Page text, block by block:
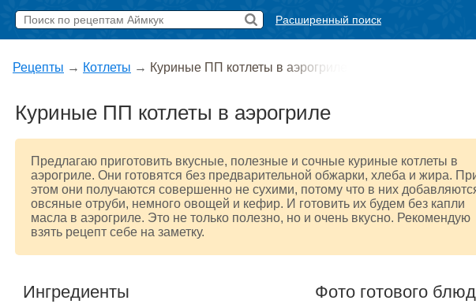
Расширенный поиск
Рецепты → Котлеты → Куриные ПП котлеты в аэрогриле
Куриные ПП котлеты в аэрогриле
Предлагаю приготовить вкусные, полезные и сочные куриные котлеты в
аэрогриле. Они готовятся без предварительной обжарки, хлеба и жира.
этом они получаются совершенно не сухими, потому что в них
овсяные отруби, немного овощей и кефир. И готовить их будем без капли
масла в аэрогриле. Это не только полезно, но и очень вкусно. Рекомендую
взять рецепт себе на заметку.
Ингредиенты Фото готового